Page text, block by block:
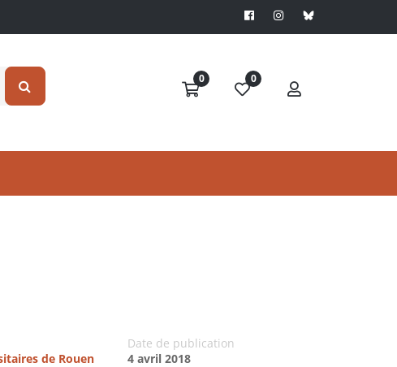
0 0
de Rouen
Date de publication
4 avril 2018